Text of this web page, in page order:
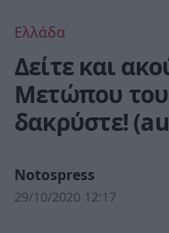
Ελλάδα
Δείτε και
Μετώπου του
δακρύστε!
Notospress
29/10/2020 12:17